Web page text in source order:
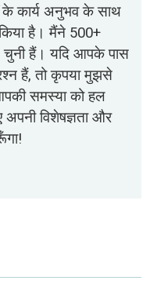
के कार्य अनुभव के साथ
है। मैंने 500+
हैं। यदि आपके पास
हैं, तो कृपया मुझसे
समस्या को हल
विशेषज्ञता और